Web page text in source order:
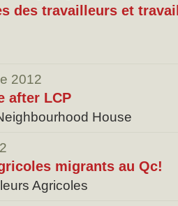
des travailleurs et
2012
after LCP
House
migrants au Qc!
Agricoles